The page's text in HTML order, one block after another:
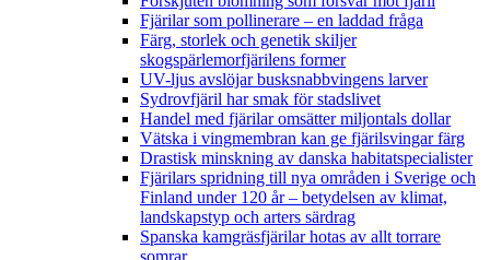
Fjärilar som pollinerare – en laddad fråga
Färg, storlek och genetik skiljer
skogspärlemorfjärilens former
UV-ljus avslöjar busksnabbvingens larver
Sydrovfjäril har smak för stadslivet
Handel med fjärilar omsätter miljontals dollar
Vätska i vingmembran kan ge fjärilsvingar färg
Drastisk minskning av danska habitatspecialister
Fjärilars spridning till nya områden i Sverige och
Finland under 120 år– betydelsen av klimat,
landskapstyp och arters särdrag
Spanska kamgräsfjärilar hotas av allt torrare
somrar